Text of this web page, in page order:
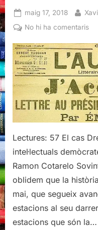
Posted
on
maig 17, 2018 By
No hi ha comentarisa
als
Lectures: 57 El cas
intel·lectuals
Ramon Cotarelo
oblidem que la
mai, que segueix
estacions al seu
estacions que són la…